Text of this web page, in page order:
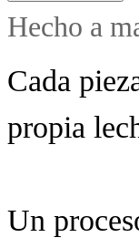
Hecho a
Cada
propia
Un